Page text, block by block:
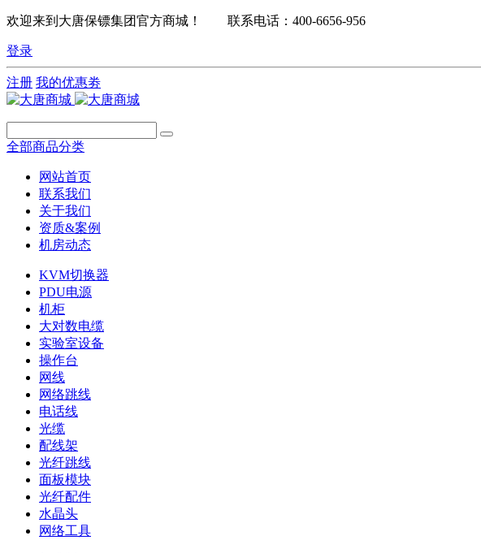
欢迎来到大唐保镖集团官方商城！ 联系电话：400-6656-956
登录
注册 我的优惠劵
全部商品分类
网站首页
联系我们
关于我们
资质&案例
机房动态
KVM切换器
PDU电源
机柜
大对数电缆
实验室设备
操作台
网线
网络跳线
电话线
光缆
配线架
光纤跳线
面板模块
光纤配件
水晶头
网络工具